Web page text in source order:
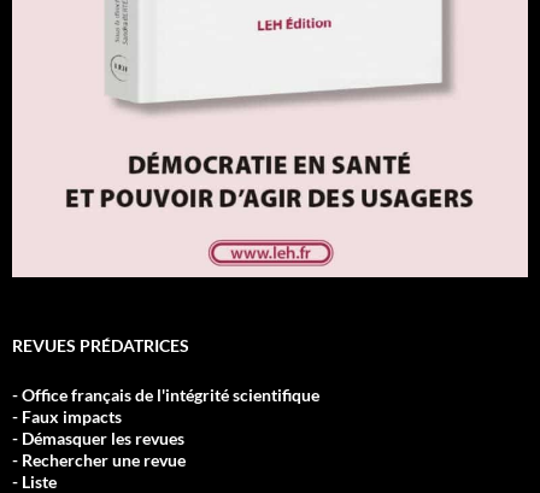
REVUES PRÉDATRICES
- Office français de l'intégrité scientifique
- Faux impacts
- Démasquer les revues
- Rechercher une revue
- Liste